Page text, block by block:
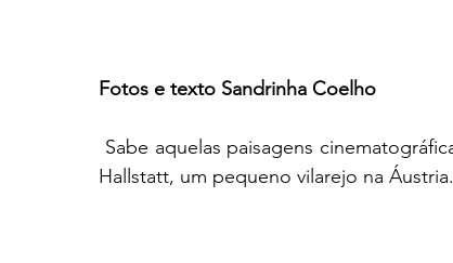
Fotos e texto Sandrinha Coelho
Hallstatt, um pequeno vilarejo na Áustria.